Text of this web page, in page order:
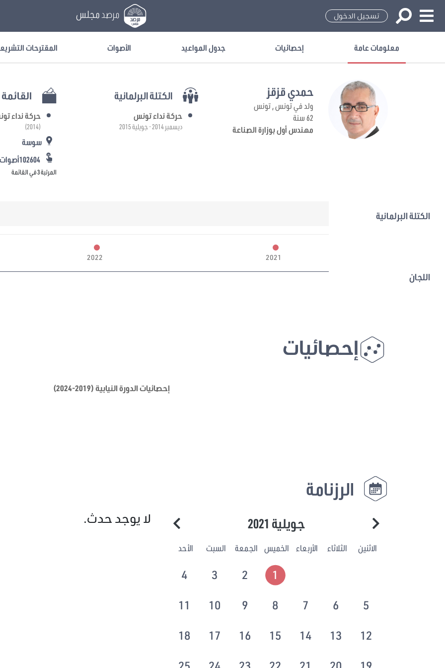
تسجيل الدخول مرصد مجلس
معلومات عامة إحصائيات جدول المواعيد الأصوات المقترحات
حمدي قزقز
ولد في تونس , تونس
62 سنة
مهندس أول بوزارة الصناعة
الكتلة البرلمانية
حركة نداء تونس
ديسمبر 2014 - جويلية 2015
القائمة
حركة نداء
(2014)
سوسة
المرتبة 3 في القائمة
الكتلة البرلمانية
اللجان
2021
2022
إحصائيات
إحصائيات الدورة النيابية (2019-2024)
الرزنامة
جويلية 2021
الاثنين الثلاثاء الأربعاء الخميس الجمعة السبت الأحد
1
2
3
4
5
6
7
8
9
10
11
12
13
14
15
16
17
18
لا يوجد حدث.